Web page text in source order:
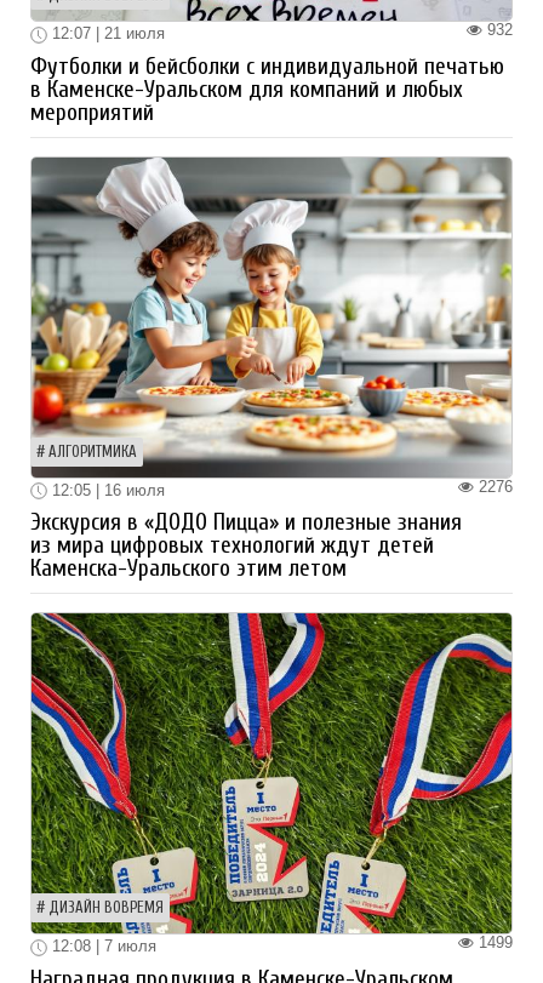
932
12:07 | 21 июля
Футболки и бейсболки с индивидуальной печатью
в Каменске-Уральском для компаний и любых
мероприятий
АЛГОРИТМИКА
2276
12:05 | 16 июля
Экскурсия в «ДОДО Пицца» и полезные знания
из мира цифровых технологий ждут детей
Каменска-Уральского этим летом
ДИЗАЙН ВОВРЕМЯ
1499
12:08 | 7 июля